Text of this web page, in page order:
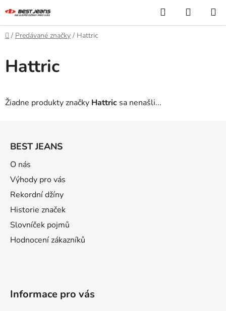
na
obsah
Hľadať
KOŠÍK
Domov
/ Predávané značky / Hattric
Hattric
Žiadne produkty značky Hattric sa nenašli...
BEST JEANS
O nás
Výhody pro vás
Rekordní džíny
Historie značek
Slovníček pojmů
Hodnocení zákazníků
Informace pro vás